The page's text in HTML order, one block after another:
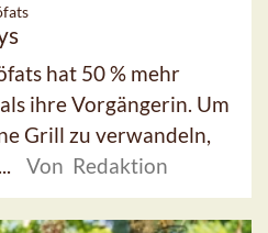
hat 50 % mehr
ihre Vorgängerin. Um
Grill zu verwandeln,
Von Redaktion